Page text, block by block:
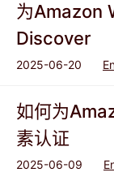
为Amazon
Discover
2025-06-20
如何为
素认证
2025-06-09